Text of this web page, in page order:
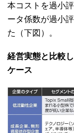
本コストを過⼩
ータ係数が過⼩
た（下図）。
経営実態と比較
ケース